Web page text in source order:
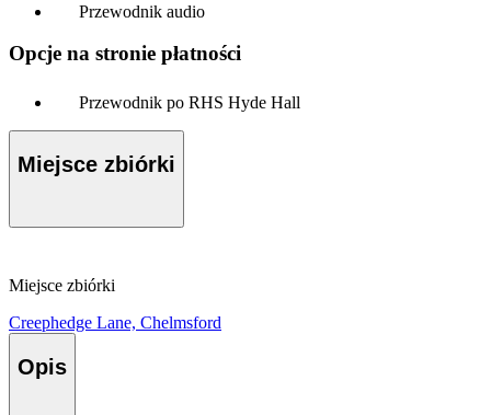
Przewodnik audio
Opcje na stronie płatności
Przewodnik po RHS Hyde Hall
Miejsce zbiórki
Miejsce zbiórki
Creephedge Lane, Chelmsford
Opis